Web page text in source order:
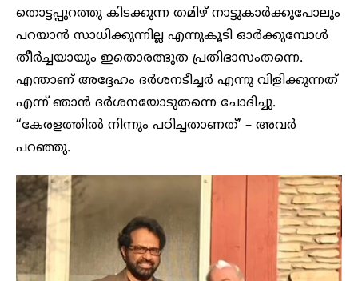
തൊട്ടപ്പുറത്തു കിടക്കുന്ന തമിഴ് നാട്ടുകാർക്കുപോലും
പറയാൻ സാധിക്കുന്നില്ല എന്നുകൂടി ഓർക്കുമ്പോൾ
തീർച്ചയായും ഇതൊരത്ഭുത പ്രതിഭാസംതന്നെ.
എന്താണ് അദ്ദേഹം ദർശനടീച്ചർ എന്നു വിളിക്കുന്നത്
എന്ന് ഞാൻ ദർശനയോടുതന്നെ ചോദിച്ചു.
“കേരളത്തിൽ നിന്നും പഠിച്ചതാണത്’ – അവർ
പറഞ്ഞു.